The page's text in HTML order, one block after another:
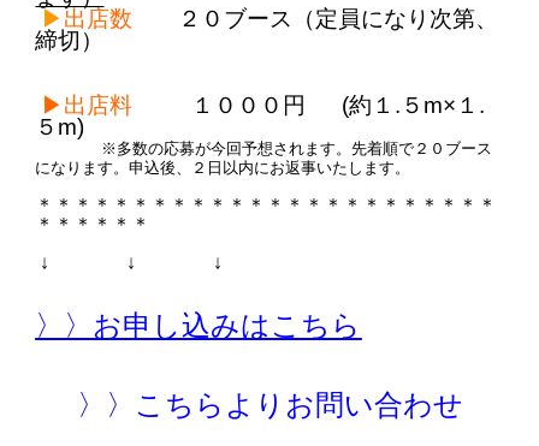
▶︎ 出店数 ２０ブース（定員になり次第、
締切）
▶︎出店料 １０００円 (約１.５m×１.
５m)
※多数の応募が今回予想されます。先着順で２０ブース
になります。申込後、２日以内にお返事いたします。
＊＊＊＊＊＊＊＊＊＊＊＊＊＊＊＊＊＊＊＊＊＊＊＊
＊＊＊＊＊＊
↓ ↓ ↓
〉〉お申し込みはこちら
〉〉こちらよりお問い合わせ